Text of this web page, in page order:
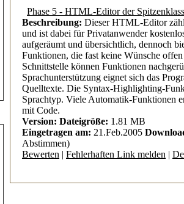
Phase 5 - HTML-Editor der
Beschreibung: Dieser HTML-Editor
und ist dabei für Privatanwender
aufgeräumt und übersichtlich, dennoch
Funktionen, die fast keine Wünsche
Schnittstelle können Funktionen
Sprachunterstützung eignet sich das
Quelltexte. Die Syntax-Highlighting-
Sprachtyp. Viele Automatik-Funktionen
mit Code.
Version: Dateigröße: 1.81 MB
Eingetragen am: 21.Feb.2005
Abstimmen)
Bewerten | Fehlerhaften Link melden |